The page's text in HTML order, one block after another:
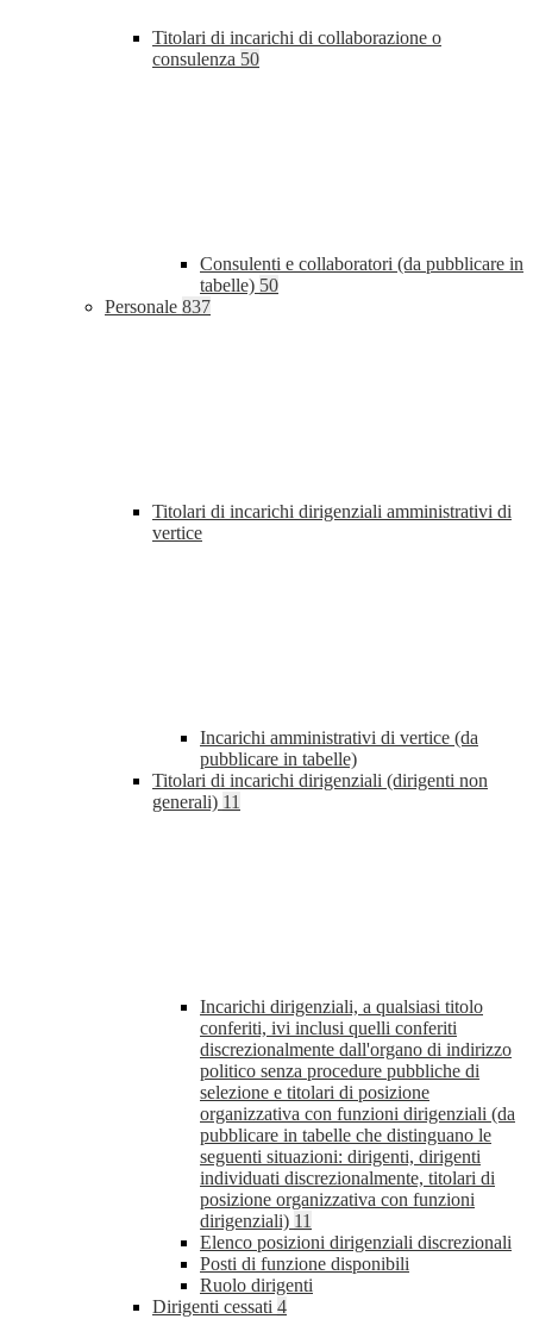
Titolari di incarichi di collaborazione o
consulenza 50
Consulenti e collaboratori (da pubblicare in
tabelle) 50
Personale 837
Titolari di incarichi dirigenziali amministrativi di
vertice
Incarichi amministrativi di vertice (da
pubblicare in tabelle)
Titolari di incarichi dirigenziali (dirigenti non
generali) 11
Incarichi dirigenziali, a qualsiasi titolo
conferiti, ivi inclusi quelli conferiti
discrezionalmente dall'organo di indirizzo
politico senza procedure pubbliche di
selezione e titolari di posizione
organizzativa con funzioni dirigenziali (da
pubblicare in tabelle che distinguano le
seguenti situazioni: dirigenti, dirigenti
individuati discrezionalmente, titolari di
posizione organizzativa con funzioni
dirigenziali) 11
Elenco posizioni dirigenziali discrezionali
Posti di funzione disponibili
Ruolo dirigenti
Dirigenti cessati 4